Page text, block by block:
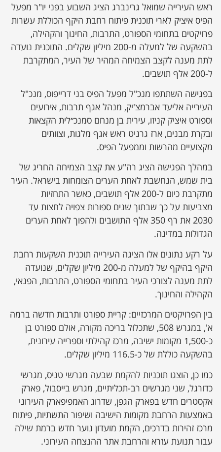
ראש העירייה שמואל גרינברג הציג השבוע בפני יו"ר מפעל
הפיס איציק לארי תוכנית פיתוח רחבת היקף הכוללת עשרות
פרויקטים בתחומי הספורט, התרבות, החינוך והקהילה,
בהשקעה של למעלה מ-200 מיליון שקלים. התוכנית נועדה
לתת מענה לקצב הצמיחה המהיר של העיר, המתקרבת
ל-200 אלף תושבים.
בפגישה השתתפו מנכ"ל מפעל הפיס בני דרייפוס, מנכ"ל
העירייה אליעד אברמצ'יק, מנהל אגף תרבות, אירועים
וספורט איציק קניזו, עירית בן מנחם סמנכ״לית הקצאות
ובקרת מבנים, ארז גרניט ראש אגף מלגות, וצוותים
מקצועיים מהרשות וממפעל הפיס.
במהלך הפגישה הציג רה"ע את קצב הצמיחה החריג של
בית שמש, הנחשבת לאחת הערים הצומחות בישראל. העיר
מתקרבת כיום ל-200 אלף תושבים, כאשר התחזיות
מצביעות על כך שבתוך שנים ספורות צפויה לחצות עד
2030 את רף 350 אלף התושבים ולהפוך לאחת הערים
הגדולות במדינה.
על רקע נתונים אלו הציגה העירייה תוכנית השקעות רחבת
היקף בהיקף של למעלה מ-200 מיליון שקלים, שנועדה
לתת מענה לצורכי העיר בתחומי הספורט, התרבות, הפנאי,
הקהילה והחינוך.
בין הפרויקטים המרכזיים: קריית ספורט ותרבות חדשה ברמה
א', במגרש 508, שתכלול בריכה מקורה, אולם ספורט בן
כ-1,500 מקומות ישיבה, מרכז קהילתי וספרייה עירונית,
בהשקעה כוללת של כ-116.5 מיליון שקלים.
כמו כן, הוצגו תוכניות להקמת שבעה מגרשי טניס, מגרשי
כדורגל, שני מגרשים רב-תכליתיים, מגרש בייסבול, פארק
אקסטרים חדש בפארק הגפן, שדרוג האמפיפארק העירוני
באמצעות הרחבת מקומות הישיבה ושיפור התשתיות, פיתוח
מרכז זהירות בדרכים, הקמת מועדון נוער חדש ברמת שילה
עבור תנועת עזרא והרחבת אתר ההנצחה העירוני.